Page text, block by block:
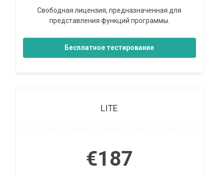
Свободная лицензия, предназначенная для
представления функций программы.
Бесплатное тестирование
LITE
€187